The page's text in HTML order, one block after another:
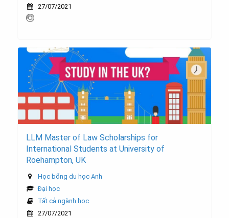
27/07/2021
LLM Master of Law Scholarships for
International Students at University of
Roehampton, UK
Học bổng du học Anh
Đại học
Tất cả ngành học
27/07/2021